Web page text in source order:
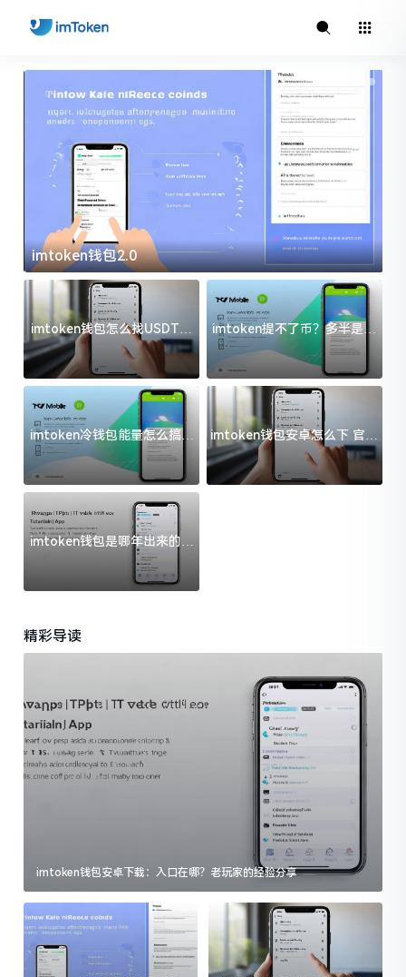
imtoken钱包2.0
imtoken钱包怎么找USDT地
址？三步搞定不踩坑
imtoken提不了币？多半是这
几件事没处理好
imtoken冷钱包能量怎么搞？
过来人告诉你门道
imtoken钱包安卓怎么下 官方
渠道避坑指南
imtoken钱包是哪年出来的？
一文给你说清楚
精彩导读
imtoken钱包安卓下载：入口在哪？老玩家的经验分享